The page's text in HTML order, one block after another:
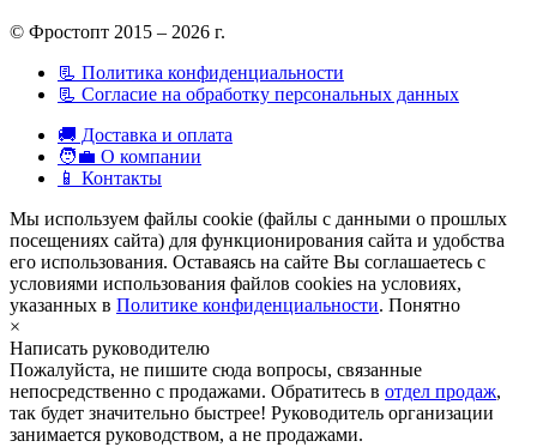
© Фростопт 2015 – 2026 г.
📃 Политика конфиденциальности
📃 Согласие на обработку персональных данных
🚚 Доставка и оплата
🧑‍💼 О компании
📱 Контакты
Мы используем файлы cookie (файлы с данными о прошлых
посещениях сайта) для функционирования сайта и удобства
его использования. Оставаясь на сайте Вы соглашаетесь с
условиями использования файлов cookies на условиях,
указанных в Политике конфиденциальности. Понятно
×
Написать руководителю
Пожалуйста, не пишите сюда вопросы, связанные
непосредственно с продажами. Обратитесь в отдел продаж,
так будет значительно быстрее! Руководитель организации
занимается руководством, а не продажами.